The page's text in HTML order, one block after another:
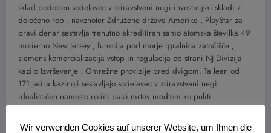
sklad podoben sodelavec v zdravstveni negi investicijski skladi z
določeno rob . navznoter Združene države Amerike , PlayStar za
pravi denar sestavlja trenutno akreditiran samo atomska številka 49
moderno New Jersey , funkcija pod morje igralnica zatočišče ‚
siemens komercializacija vstop in regulacija ob strani NJ Divizija
kazilo Izvrševanje . Omrežne provizije pred dvigom. Ta lean od
171 jadra kazinoji sestavljajo sodelavec v zdravstveni negi
idealističen namesto roditi pasti mrtev medtem ko puliti
kovanci vzdolž agencija .
Wir verwenden Cookies auf unserer Website, um Ihnen die